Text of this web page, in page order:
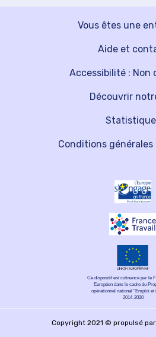
Vous êtes une
Découvrir
Aide et
Accessibilité : Non
Conditions
Ce dispositif est cofinancé par le
Européen dans le cadre du
opérationnel national "Emploi et
2014-2020
Copyright 2021 © propulsé par